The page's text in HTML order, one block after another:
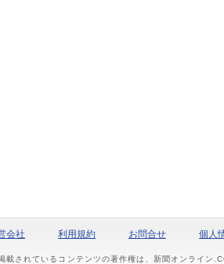
会社 利用規約 お問合せ 個人
載されているコンテンツの著作権は、新聞オンライン